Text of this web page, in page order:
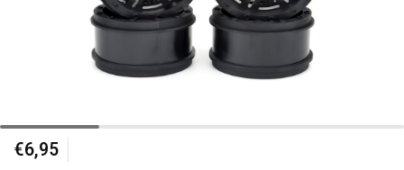
€6,95